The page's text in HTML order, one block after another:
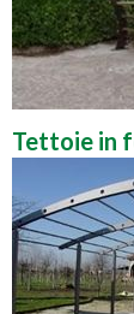
Tettoie in